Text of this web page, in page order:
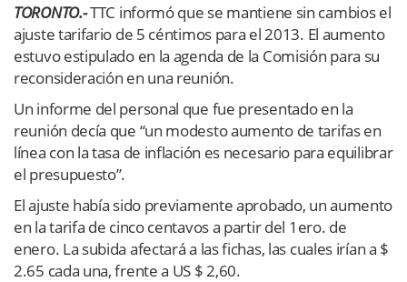
TORONTO.-TTC informó que se mantiene sin cambios el
ajuste tarifario de 5 céntimos para el 2013. El aumento
estuvo estipulado en la agenda de la Comisión para su
reconsideración en una reunión.
Un informe del personal que fue presentado en la
reunión decía que “un modesto aumento de tarifas en
línea con la tasa de inflación es necesario para equilibrar
el presupuesto”.
El ajuste había sido previamente aprobado, un aumento
en la tarifa de cinco centavos a partir del 1ero. de
enero. La subida afectará a las fichas, las cuales irían a $
2.65 cada una, frente a US $ 2,60.